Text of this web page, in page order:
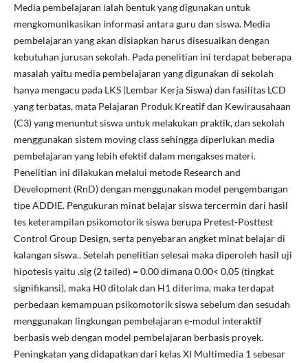
Media pembelajaran ialah bentuk yang digunakan untuk
mengkomunikasikan informasi antara guru dan siswa. Media
pembelajaran yang akan disiapkan harus disesuaikan dengan
kebutuhan jurusan sekolah. Pada penelitian ini terdapat beberapa
masalah yaitu media pembelajaran yang digunakan di sekolah
hanya mengacu pada LKS (Lembar Kerja Siswa) dan fasilitas LCD
yang terbatas, mata Pelajaran Produk Kreatif dan Kewirausahaan
(C3) yang menuntut siswa untuk melakukan praktik, dan sekolah
menggunakan sistem moving class sehingga diperlukan media
pembelajaran yang lebih efektif dalam mengakses materi.
Penelitian ini dilakukan melalui metode Research and
Development (RnD) dengan menggunakan model pengembangan
tipe ADDIE. Pengukuran minat belajar siswa tercermin dari hasil
tes keterampilan psikomotorik siswa berupa Pretest-Posttest
Control Group Design, serta penyebaran angket minat belajar di
kalangan siswa.. Setelah penelitian selesai maka diperoleh hasil uji
hipotesis yaitu .sig (2 tailed) = 0.00 dimana 0.00< 0,05 (tingkat
signifikansi), maka H0 ditolak dan H1 diterima, maka terdapat
perbedaan kemampuan psikomotorik siswa sebelum dan sesudah
menggunakan lingkungan pembelajaran e-modul interaktif
berbasis web dengan model pembelajaran berbasis proyek.
Peningkatan yang didapatkan dari kelas XI Multimedia 1 sebesar